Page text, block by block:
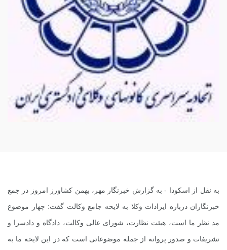
به نقل از اسکودا - به گزارش خبرنگار مهر، بهمن کشاورز امروز در جمع
خبرنگاران درباره ایرادات وکلا به لایحه جامع وکالت گفت: چهار موضوع
مد نظر ما است، هیئت نظارت، شورای عالی وکالت، دادگاه و دادسرا و
تشریفات و صدور پروانه از جمله موضوعاتی است که در این لایحه ما به